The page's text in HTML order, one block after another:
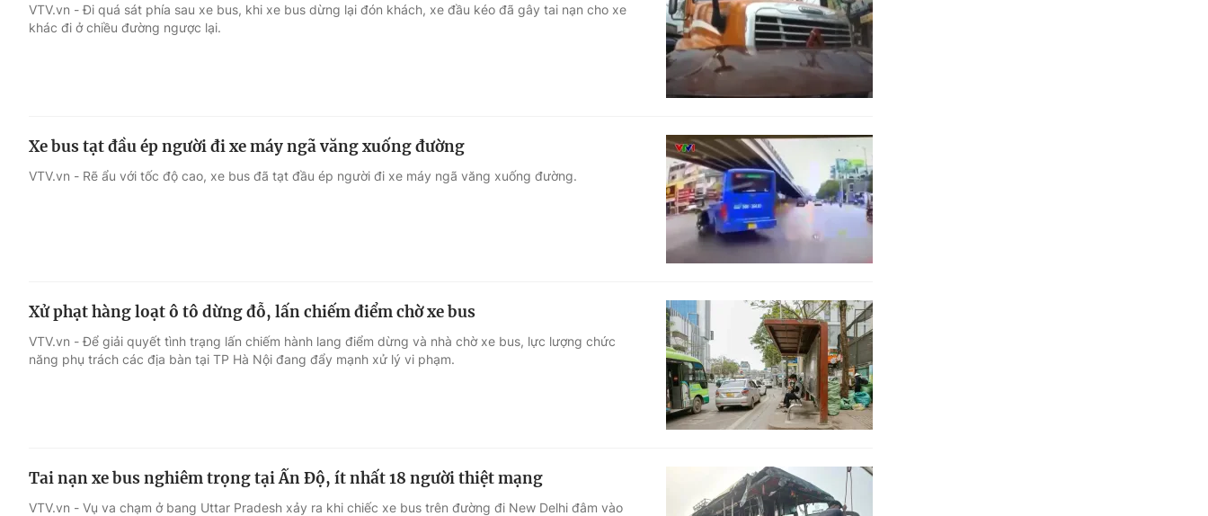
VTV.vn - Đi quá sát phía sau xe bus, khi xe bus dừng lại đón khách, xe đầu kéo đã gây tai nạn cho xe
khác đi ở chiều đường ngược lại.
Xe bus tạt đầu ép người đi xe máy ngã văng xuống đường
VTV.vn - Rẽ ẩu với tốc độ cao, xe bus đã tạt đầu ép người đi xe máy ngã văng xuống đường.
Xử phạt hàng loạt ô tô dừng đỗ, lấn chiếm điểm chờ xe bus
VTV.vn - Để giải quyết tình trạng lấn chiếm hành lang điểm dừng và nhà chờ xe bus, lực lượng chức
năng phụ trách các địa bàn tại TP Hà Nội đang đẩy mạnh xử lý vi phạm.
Tai nạn xe bus nghiêm trọng tại Ấn Độ, ít nhất 18 người thiệt mạng
VTV.vn - Vụ va chạm ở bang Uttar Pradesh xảy ra khi chiếc xe bus trên đường đi New Delhi đâm vào